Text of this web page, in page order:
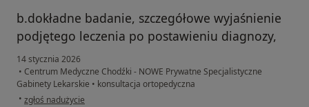
b.dokładne badanie, szczegółowe wyjaśnienie
podjętego leczenia po postawieniu diagnozy,
14 stycznia 2026
• Centrum Medyczne Chodźki - NOWE Prywatne Specjalistyczne
Gabinety Lekarskie • konsultacja ortopedyczna
• w opinii użytkownika Włodzimierz
zgłoś nadużycie